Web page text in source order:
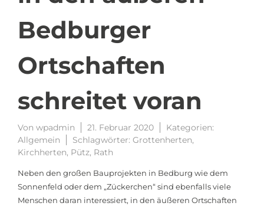
Bedburger
Ortschaften
schreitet voran
Von wpadmin 21. Februar 2020
Kategorien:
Allgemein
Schlagwörter: Grottenherten,
Kirchherten, Pütz, Rath
Neben den großen Bauprojekten in Bedburg wie dem
Sonnenfeld oder dem „Zückerchen“ sind ebenfalls viele
Menschen daran interessiert, in den äußeren Ortschaften